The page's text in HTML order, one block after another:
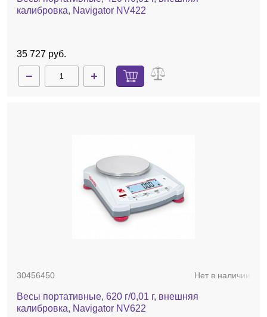
калибровка, Navigator NV422
35 727 руб.
30456450 Нет в наличии
Весы портативные, 620 г/0,01 г, внешняя
калибровка, Navigator NV622